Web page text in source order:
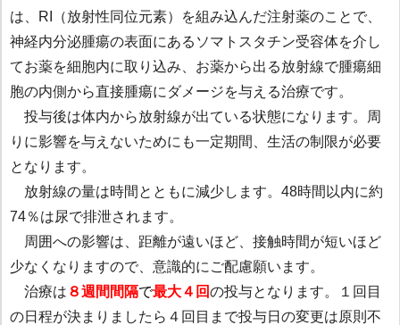
は、RI（放射性同位元素）を組み込んだ注射薬のことで、
神経内分泌腫瘍の表面にあるソマトスタチン受容体を介し
てお薬を細胞内に取り込み、お薬から出る放射線で腫瘍細
胞の内側から直接腫瘍にダメージを与える治療です。
投与後は体内から放射線が出ている状態になります。周
りに影響を与えないためにも一定期間、生活の制限が必要
となります。
放射線の量は時間とともに減少します。48時間以内に約
74％は尿で排泄されます。
周囲への影響は、距離が遠いほど、接触時間が短いほど
少なくなりますので、意識的にご配慮願います。
治療は ８週間間隔で最大４回の投与となります。１回目
の日程が決まりましたら４回目まで投与日の変更は原則不